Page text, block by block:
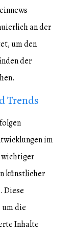
an der
um den
der
Trends
im
wichtiger
künstlicher
Diese
um die
Inhalte